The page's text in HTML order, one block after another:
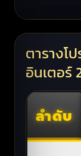
ตารางโ
อินเตอร์
ลำดับ